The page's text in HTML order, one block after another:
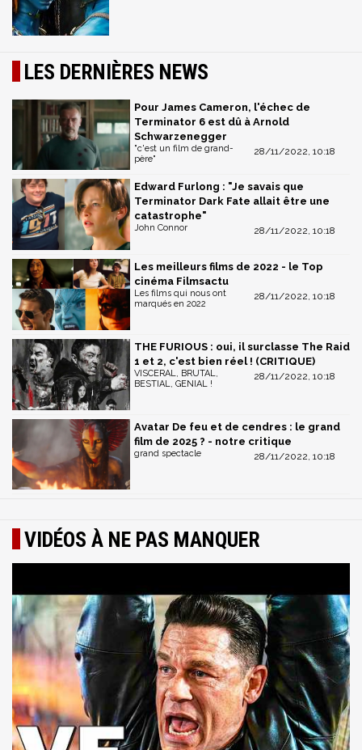
LES DERNIÈRES NEWS
Pour James Cameron, l'échec de
Terminator 6 est dû à Arnold
Schwarzenegger
28/11/2022, 10:18
"c'est un film de grand-
père"
Edward Furlong : "Je savais que
Terminator Dark Fate allait être une
catastrophe"
28/11/2022, 10:18
John Connor
Les meilleurs films de 2022 - le Top
cinéma Filmsactu
28/11/2022, 10:18
Les films qui nous ont
marqués en 2022
THE FURIOUS : oui, il surclasse The Raid
1 et 2, c'est bien réel ! (CRITIQUE)
28/11/2022, 10:18
VISCERAL, BRUTAL,
BESTIAL, GENIAL !
Avatar De feu et de cendres : le grand
film de 2025 ? - notre critique
28/11/2022, 10:18
grand spectacle
VIDÉOS À NE PAS MANQUER